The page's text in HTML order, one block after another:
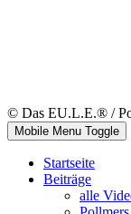
© Das EU.L.E.® /
Mobile Menu Toggle
Startseite
Beiträge
alle